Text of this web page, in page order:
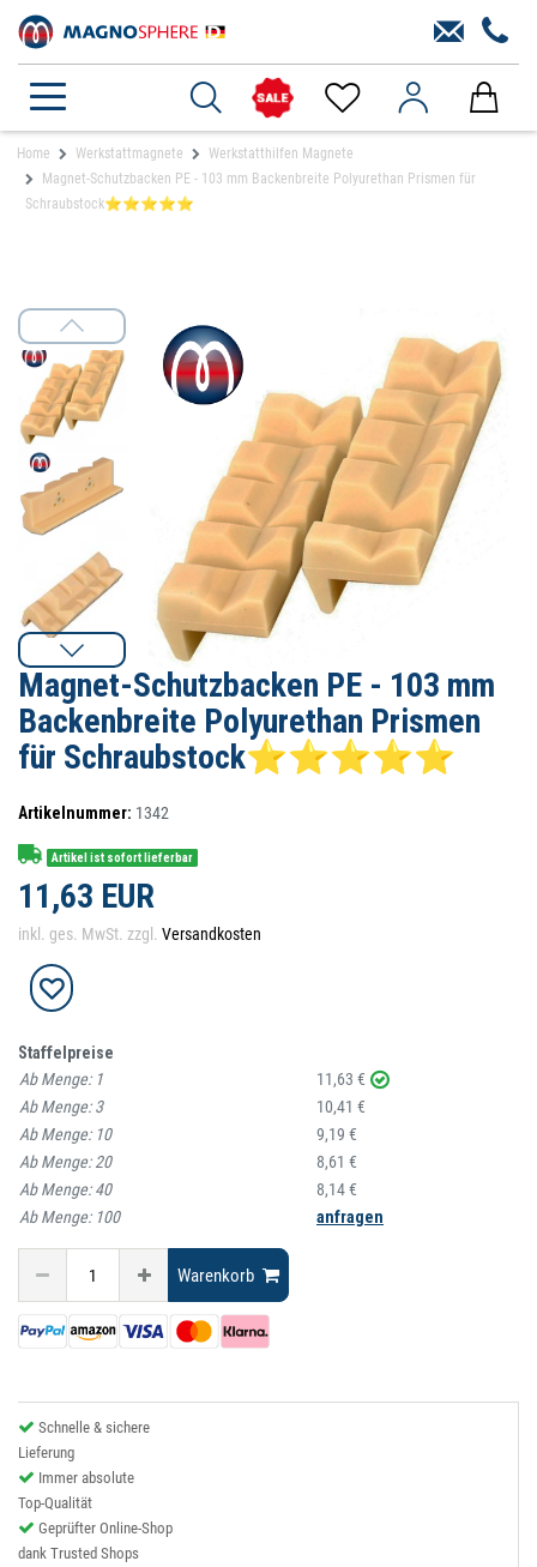
Home Werkstattmagnete
Werkstatthilfen Magnete
Magnet-Schutzbacken PE - 103 mm Backenbreite Polyurethan Prismen für
Schraubstock⭐⭐⭐⭐⭐
Magnet-Schutzbacken PE - 103 mm
Backenbreite Polyurethan Prismen
für Schraubstock⭐⭐⭐⭐⭐
Artikelnummer: 1342
Artikel ist sofort lieferbar
11,63 EUR
inkl. ges. MwSt. zzgl. Versandkosten
Staffelpreise
Ab Menge: 1
11,63 €
Ab Menge:3
10,41 €
Ab Menge: 10
9,19 €
Ab Menge:20
8,61 €
Ab Menge:40
8,14 €
Ab Menge: 100 anfragen
Warenkorb
Schnelle & sichere
Lieferung
Immer absolute
Top-Qualität
Geprüfter Online-Shop
dank Trusted Shops